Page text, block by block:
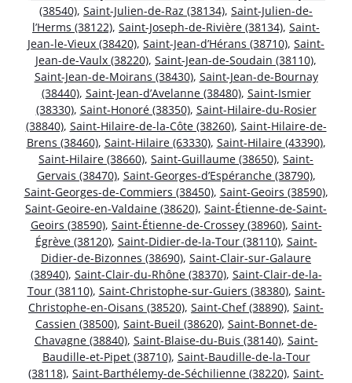
(38540), Saint-Julien-de-Raz (38134), Saint-Julien-de-
l’Herms (38122), Saint-Joseph-de-Rivière (38134), Saint-
Jean-le-Vieux (38420), Saint-Jean-d’Hérans (38710), Saint-
Jean-de-Vaulx (38220), Saint-Jean-de-Soudain (38110),
Saint-Jean-de-Moirans (38430), Saint-Jean-de-Bournay
(38440), Saint-Jean-d’Avelanne (38480), Saint-Ismier
(38330), Saint-Honoré (38350), Saint-Hilaire-du-Rosier
(38840), Saint-Hilaire-de-la-Côte (38260), Saint-Hilaire-de-
Brens (38460), Saint-Hilaire (63330), Saint-Hilaire (43390),
Saint-Hilaire (38660), Saint-Guillaume (38650), Saint-
Gervais (38470), Saint-Georges-d’Espéranche (38790),
Saint-Georges-de-Commiers (38450), Saint-Geoirs (38590),
Saint-Geoire-en-Valdaine (38620), Saint-Étienne-de-Saint-
Geoirs (38590), Saint-Étienne-de-Crossey (38960), Saint-
Égrève (38120), Saint-Didier-de-la-Tour (38110), Saint-
Didier-de-Bizonnes (38690), Saint-Clair-sur-Galaure
(38940), Saint-Clair-du-Rhône (38370), Saint-Clair-de-la-
Tour (38110), Saint-Christophe-sur-Guiers (38380), Saint-
Christophe-en-Oisans (38520), Saint-Chef (38890), Saint-
Cassien (38500), Saint-Bueil (38620), Saint-Bonnet-de-
Chavagne (38840), Saint-Blaise-du-Buis (38140), Saint-
Baudille-et-Pipet (38710), Saint-Baudille-de-la-Tour
(38118), Saint-Barthélemy-de-Séchilienne (38220), Saint-